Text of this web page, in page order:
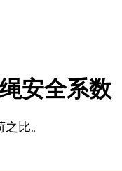
安全系数
比。